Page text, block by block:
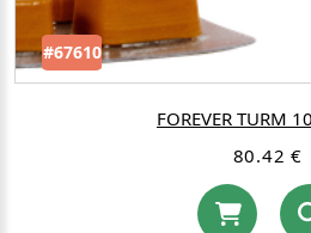
#67610
FOREVER TURM
80.42 €